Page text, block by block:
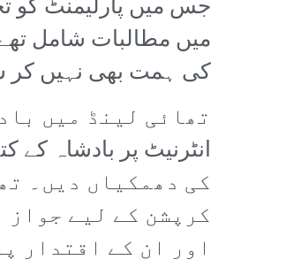
جس میں پارلیمنٹ کو
میں مطالبات شامل
کی ہمت بھی نہیں کر
کی دھمکیاں دیں۔
کرپشن کے لیے
اور ان کے اقتدار